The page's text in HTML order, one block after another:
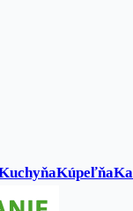
Kúpeľňa